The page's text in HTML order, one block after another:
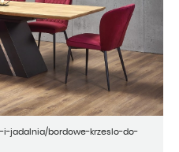
i-jadalnia/bordowe-krzeslo-do-